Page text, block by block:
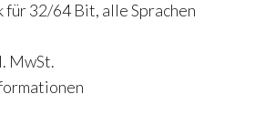
für 32/64 Bit, alle Sprachen
MwSt.